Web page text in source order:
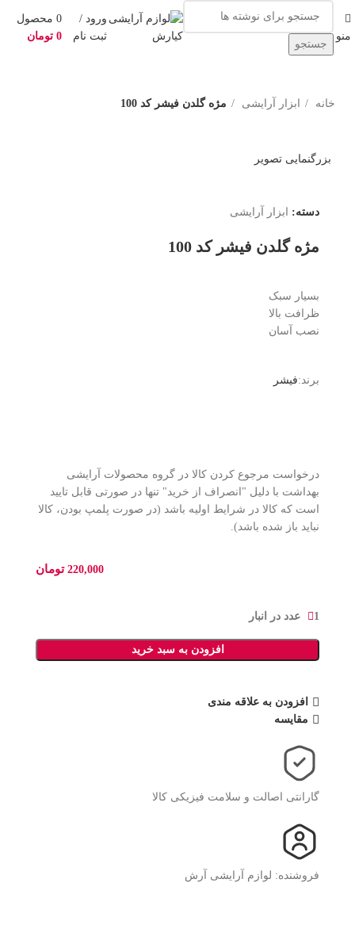
منو
جستجو
ورود /
ثبت نام
0 محصول
0 تومان
خانه ابزار آرایشی مژه گلدن فیشر کد 100
بزرگنمایی تصویر
دسته: ابزار آرایشی
مژه گلدن فیشر کد 100
بسیار سبک
ظرافت بالا
نصب آسان
برند:فیشر
درخواست مرجوع کردن کالا در گروه محصولات آرایشی
بهداشت با دلیل "انصراف از خرید" تنها در صورتی قابل تایید
است که کالا در شرایط اولیه باشد (در صورت پلمپ بودن، کالا
نباید باز شده باشد).
220,000 تومان
1 عدد در انبار
افزودن به سبد خرید
افزودن به علاقه مندی
مقایسه
گارانتی اصالت و سلامت فیزیکی کالا
فروشنده: لوازم آرایشی آرش